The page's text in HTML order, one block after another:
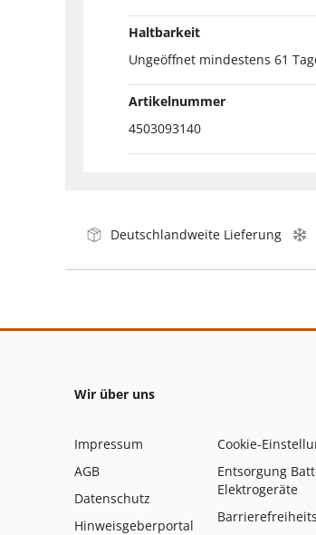
Haltbarkeit
Ungeöffnet mindestens 61
Artikelnummer
4503093140
Deutschlandweite Lieferung
Wir über uns
Impressum
AGB
Datenschutz
Hinweisgeberportal
Cookie-
Entsorgung
Elektrogeräte